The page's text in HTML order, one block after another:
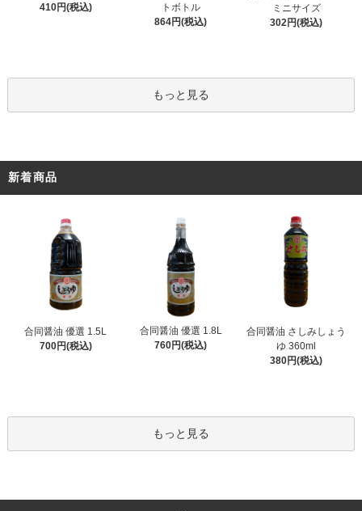
410円(税込)
トボトル
864円(税込)
ミニサイズ
302円(税込)
もっと見る
新着商品
合同醤油 優選 1.5L
700円(税込)
合同醤油 優選 1.8L
760円(税込)
合同醤油 さしみしょう
ゆ 360ml
380円(税込)
もっと見る